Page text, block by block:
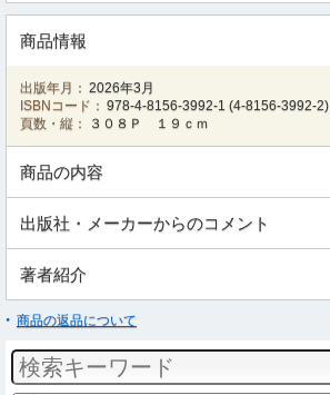
商品情報
出版年月： 2026年3月
ISBNコード： 978-4-8156-3992-1 (4-8156-3992-2)
頁数・縦：
３０８Ｐ １９ｃｍ
商品の内容
出版社・メーカーからのコメント
著者紹介
商品の返品について